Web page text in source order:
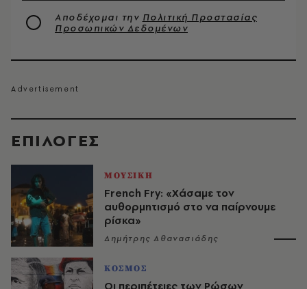
EΠΙΛΟΓΈΣ
ΜΟΥΣΙΚΗ
French Fry: «Χάσαμε τον
αυθορμητισμό στο να παίρνουμε
ρίσκα»
Δημήτρης Αθανασιάδης
ΚΟΣΜΟΣ
Οι περιπέτειες των Ρώσων
Αποδέχομαι την Πολιτική Προστασίας
Προσωπικών Δεδομένων